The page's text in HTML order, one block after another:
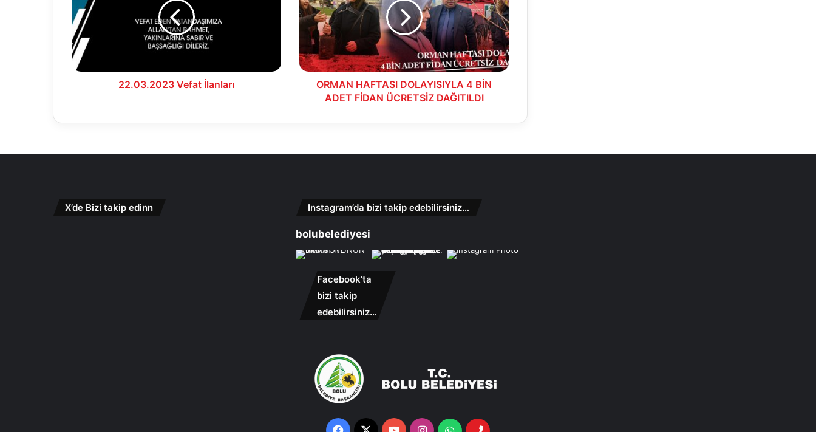
22.03.2023 Vefat İlanları
4
BİN
ADET
FİDAN
ÜCRETSİZ
DAĞITILDI
ORMAN HAFTASI DOLAYISIYLA 4 BİN
ADET FİDAN ÜCRETSİZ DAĞITILDI
X’de Bizi takip edinn Instagram’da bizi takip edebilirsiniz…
bolubelediyesi
Facebook’ta
bizi takip
edebilirsiniz…
Facebook
X YouTubeInstagram